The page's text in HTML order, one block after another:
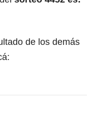
de los demás